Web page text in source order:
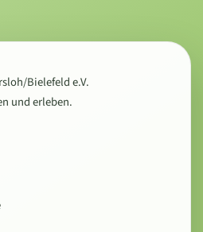
Bielefeld e.V.
und erleben.